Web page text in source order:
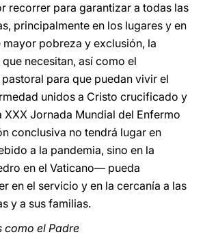
recorrer para garantizar a todas las
principalmente en los lugares y en
mayor pobreza y exclusión, la
necesitan, así como el
para que puedan vivir el
unidos a Cristo crucificado y
XXX Jornada Mundial del Enfermo
conclusiva no tendrá lugar en
a la pandemia, sino en la
en el Vaticano— pueda
en el servicio y en la cercanía a las
y a sus familias.
como el Padre